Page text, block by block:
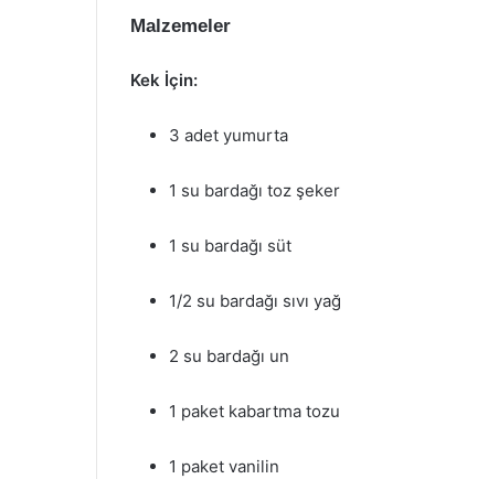
Malzemeler
Kek İçin:
3 adet yumurta
1 su bardağı toz şeker
1 su bardağı süt
1/2 su bardağı sıvı yağ
2 su bardağı un
1 paket kabartma tozu
1 paket vanilin